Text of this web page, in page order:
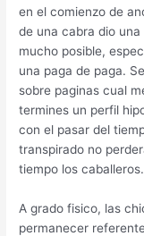
en el comienzo de
de una cabra dio
mucho posible,
una paga de paga.
sobre paginas cual
termines un perfil
con el pasar del
transpirado no
tiempo los caballeros.
A grado fisico, las
permanecer